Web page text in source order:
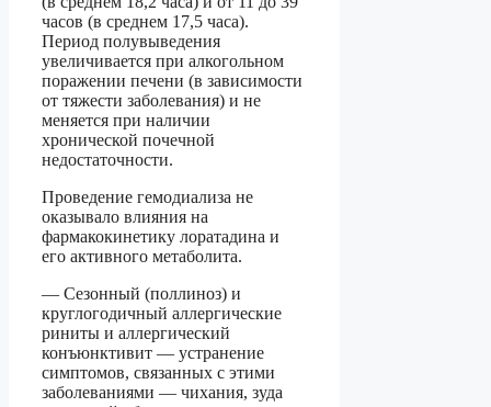
часов (в среднем 17,5 часа).
Период полувыведения
увеличивается при алкогольном
поражении печени (в зависимости
от тяжести заболевания) и не
меняется при наличии
хронической почечной
недостаточности.
Проведение гемодиализа не
оказывало влияния на
фармакокинетику лоратадина и
его активного метаболита.
— Сезонный (поллиноз) и
круглогодичный аллергические
риниты и аллергический
конъюнктивит — устранение
симптомов, связанных с этими
заболеваниями — чихания, зуда